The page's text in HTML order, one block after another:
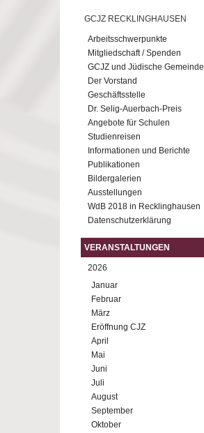
GCJZ RECKLINGHAUSEN
Arbeitsschwerpunkte
Mitgliedschaft / Spenden
GCJZ und Jüdische Gemeinde
Der Vorstand
Geschäftsstelle
Dr. Selig-Auerbach-Preis
Angebote für Schulen
Studienreisen
Informationen und Berichte
Publikationen
Bildergalerien
Ausstellungen
WdB 2018 in Recklinghausen
Datenschutzerklärung
VERANSTALTUNGEN
2026
Januar
Februar
März
Eröffnung CJZ
April
Mai
Juni
Juli
August
September
Oktober